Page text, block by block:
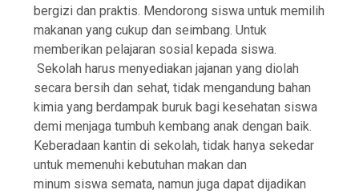
bergizi dan praktis. Mendorong siswa untuk memilih
makanan yang cukup dan seimbang. Untuk
memberikan pelajaran sosial kepada siswa.
Sekolah harus menyediakan jajanan yang diolah
secara bersih dan sehat, tidak mengandung bahan
kimia yang berdampak buruk bagi kesehatan siswa
demi menjaga tumbuh kembang anak dengan baik.
Keberadaan kantin di sekolah, tidak hanya sekedar
untuk memenuhi kebutuhan makan dan
minum siswa semata, namun juga dapat dijadikan